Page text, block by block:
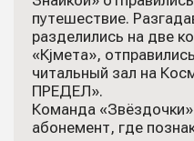
путешествие.
разделились на две
«Кjмета»,
читальный зал на
ПРЕДЕЛ».
Команда
абонемент, где